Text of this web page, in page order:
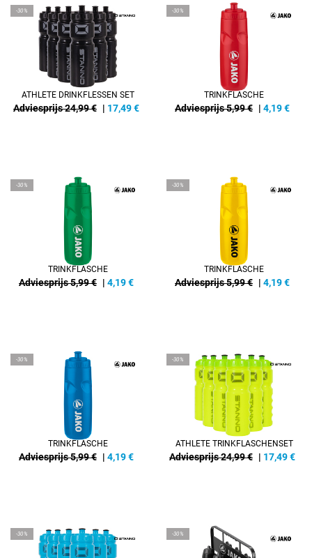
-30%
ATHLETE DRINKFLESSEN SET
Adviesprijs 24,99 € | 17,49€
-30%
TRINKFLASCHE
Adviesprijs 5,99 € | 4,19€
-30%
TRINKFLASCHE
Adviesprijs 5,99 € | 4,19€
-30%
TRINKFLASCHE
Adviesprijs 5,99 € | 4,19€
-30%
TRINKFLASCHE
Adviesprijs 5,99 € | 4,19€
-30%
ATHLETE TRINKFLASCHENSET
Adviesprijs 24,99 € | 17,49€
-30% -30%